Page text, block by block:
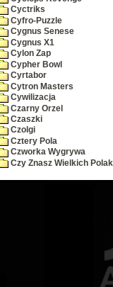
Cyctriks
Cyfro-Puzzle
Cygnus Senese
Cygnus X1
Cylon Zap
Cypher Bowl
Cyrtabor
Cytron Masters
Cywilizacja
Czarny Orzel
Czaszki
Czolgi
Cztery Pola
Czworka Wygrywa
Czy Znasz Wielkich